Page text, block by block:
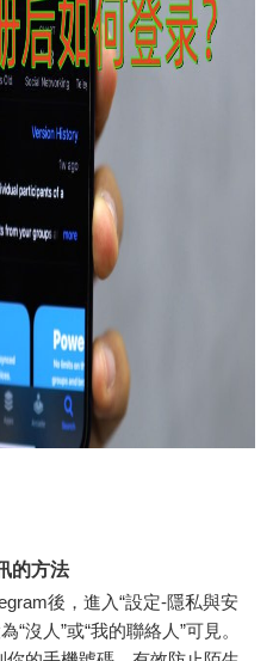
的方法
後，進入“設定-隱私與安
沒人”或“我的聯絡人”可見。